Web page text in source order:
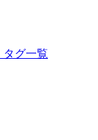
タグ一覧